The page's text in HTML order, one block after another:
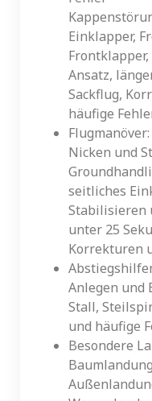
Einklapper,
Ansatz,
Sackflug,
häufige
Nicken und
seitliches
Stabilisieren
unter 25
Korrekturen
Anlegen und
Stall,
und häufige
Besondere